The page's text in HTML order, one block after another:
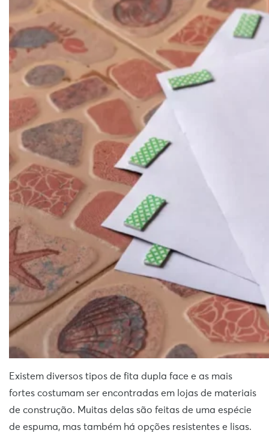
Existem diversos tipos de fita dupla face e as mais
fortes costumam ser encontradas em lojas de materiais
de construção. Muitas delas são feitas de uma espécie
de espuma, mas também há opções resistentes e lisas.